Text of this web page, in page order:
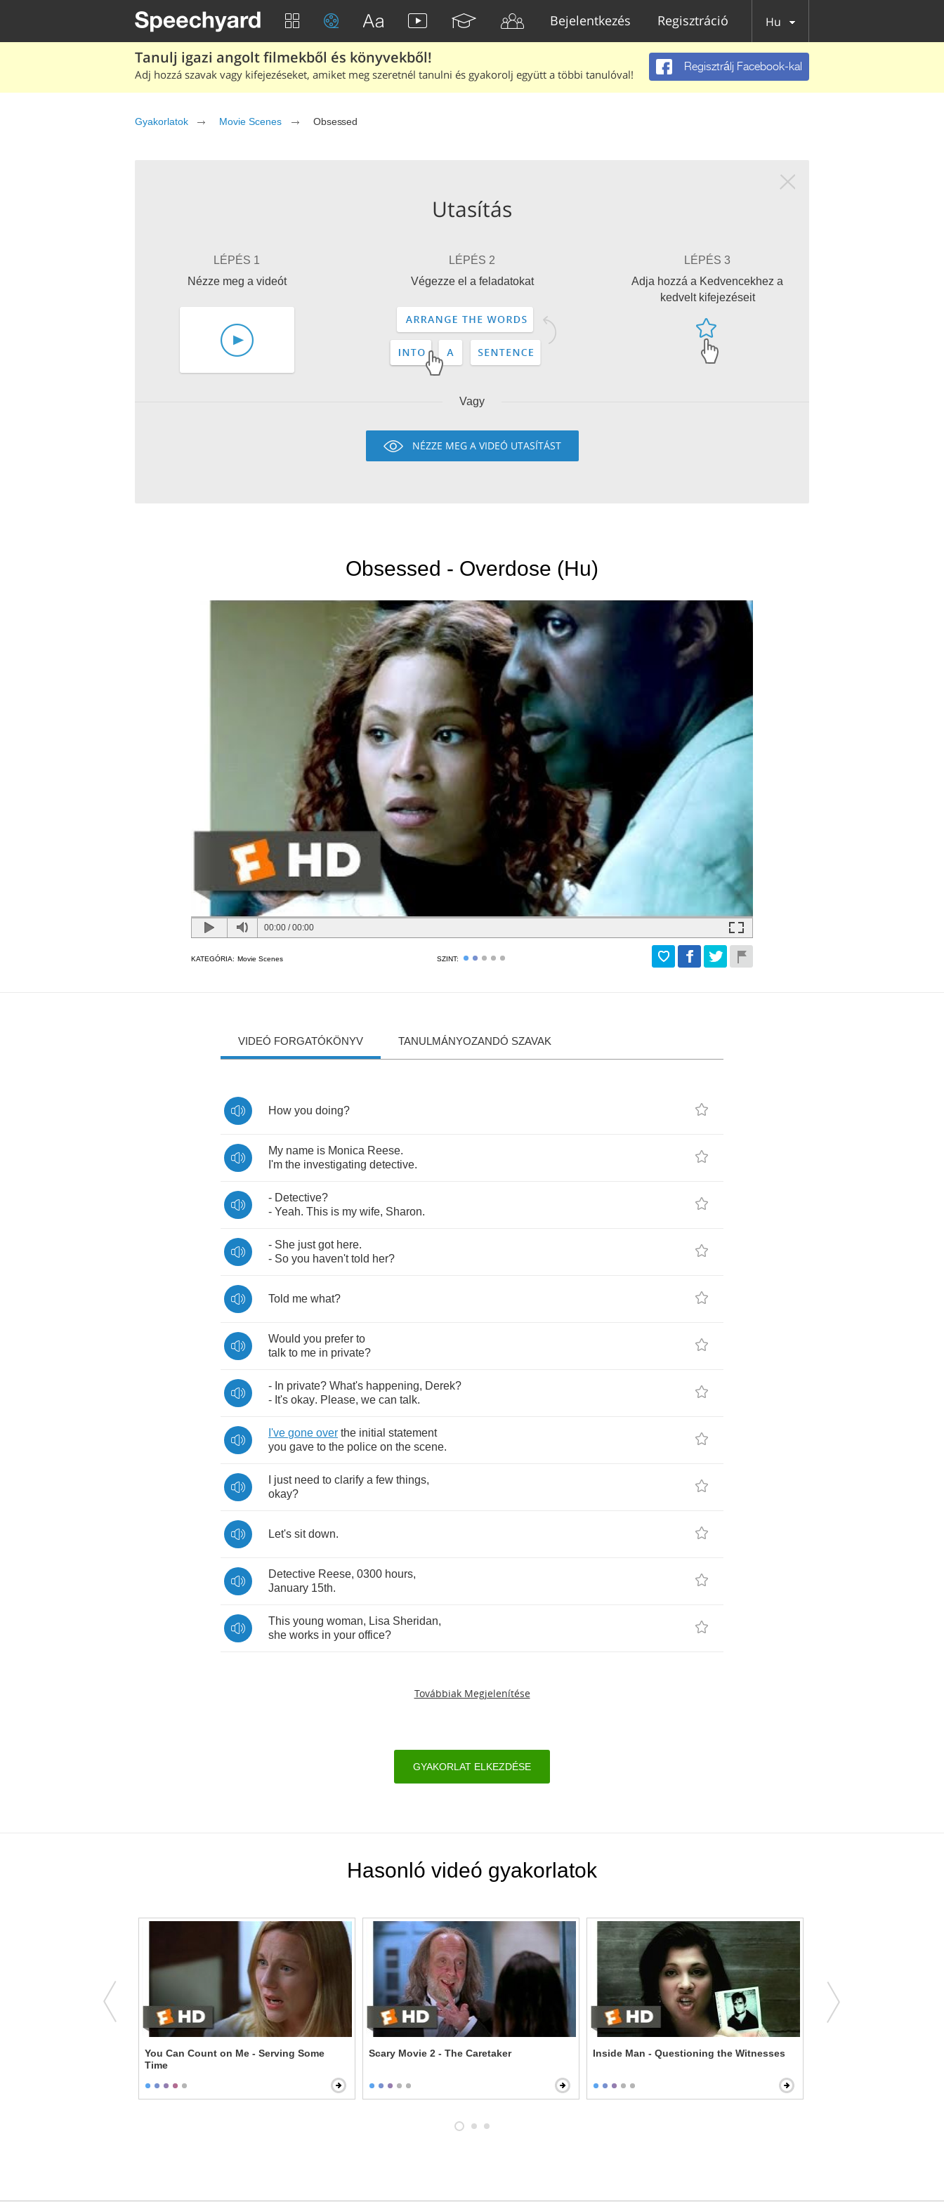
Bejelentkezés Regisztráció Hu
Tanulj igazi angolt filmekből és könyvekből!
Adj hozzá szavak vagy kifejezéseket, amiket meg szeretnél tanulni és gyakorolj együtt a többi tanulóval!
Regisztrálj Facebook-kal
Gyakorlatok Movie Scenes Obsessed
Utasítás
LÉPÉS 1
Nézze meg a videót
LÉPÉS 2
Végezze el a feladatokat
LÉPÉS 3
Adja hozzá a Kedvencekhez a
kedvelt kifejezéseit
Vagy
NÉZZE MEG A VIDEÓ UTASÍTÁST
Obsessed - Overdose (Hu)
00:00 /00:00
KATEGÓRIA: Movie Scenes SZINT:
VIDEÓ FORGATÓKÖNYV TANULMÁNYOZANDÓ SZAVAK
How you doing?
My name is Monica Reese.
I'm the investigating detective.
- Detective?
- Yeah. This is my wife, Sharon.
- She just got here.
- So you haven't told her?
Told me what?
Would you prefer to
talk to me in private?
- In private? What's happening, Derek?
- It's okay. Please, we can talk.
I've gone over the initial statement
you gave to the police on the scene.
just need to clarify a few things,
okay?
Let's sit down.
Detective Reese, 0300 hours,
January 15th.
This young woman, Lisa Sheridan,
she works in your office?
Továbbiak Megjelenítése
GYAKORLAT ELKEZDÉSE
Hasonló videó gyakorlatok
You Can Count on Me - Serving Some
Time
Scary Movie 2 - The Caretaker Inside Man - Questioning the Witnesses